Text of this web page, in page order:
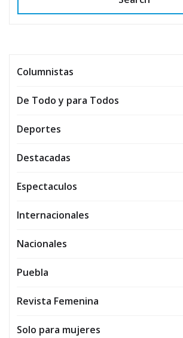
Columnistas
De Todo y para Todos
Deportes
Destacadas
Espectaculos
Internacionales
Nacionales
Puebla
Revista Femenina
Solo para mujeres